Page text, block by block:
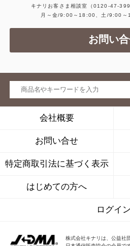
キナリお客さま相談室
（0120-47-
月～金/9:00～18:00、土/9:00～
お問い
会社概要
お問い合せ
特定商取引法に基づく表示
はじめての方へ
ログイン
株式会社キナリは、公益社